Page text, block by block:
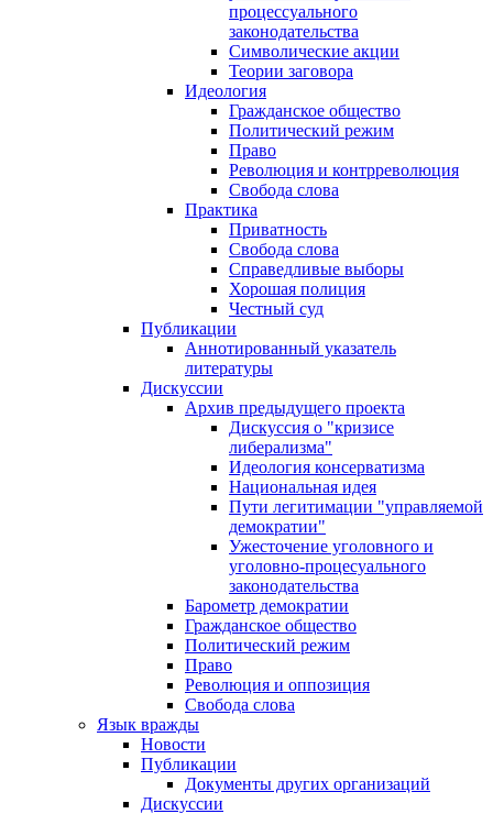
процессуального
законодательства
Символические акции
Теории заговора
Идеология
Гражданское общество
Политический режим
Право
Революция и контрреволюция
Свобода слова
Практика
Приватность
Свобода слова
Справедливые выборы
Хорошая полиция
Честный суд
Публикации
Аннотированный указатель
литературы
Дискуссии
Архив предыдущего проекта
Дискуссия о "кризисе
либерализма"
Идеология консерватизма
Национальная идея
Пути легитимации "управляемой
демократии"
Ужесточение уголовного и
уголовно-процесуального
законодательства
Барометр демократии
Гражданское общество
Политический режим
Право
Революция и оппозиция
Свобода слова
Язык вражды
Новости
Публикации
Документы других организаций
Дискуссии